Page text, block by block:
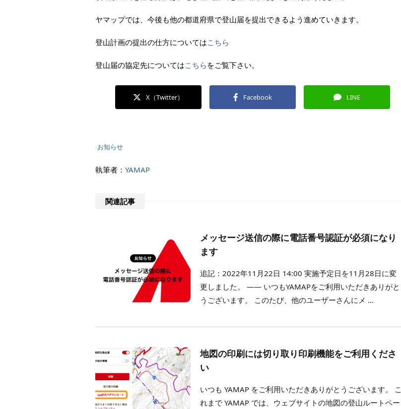
ヤマップでは、今後も他の都道府県で登山届を提出できるよう進めていきます。
登山計画の提出の仕方についてはこちら
登山届の協定先についてはこちら をご覧下さい。
X（Twitter） Facebook LINE
-お知らせ
執筆者： YAMAP
関連記事
メッセージ送信の際に電話番号認証が必須になり
ます
追記：2022年11月22日 14:00 実施予定日を11月28日に変
更しました。 —— いつもYAMAPをご利用いただきありがと
うございます。 このたび、他のユーザーさんにメ …
地図の印刷には切り取り印刷機能をご利用くださ
い
いつも YAMAP をご利用いただきありがとうございます。 こ
れまで YAMAP では、ウェブサイトの地図の登山ルートペー